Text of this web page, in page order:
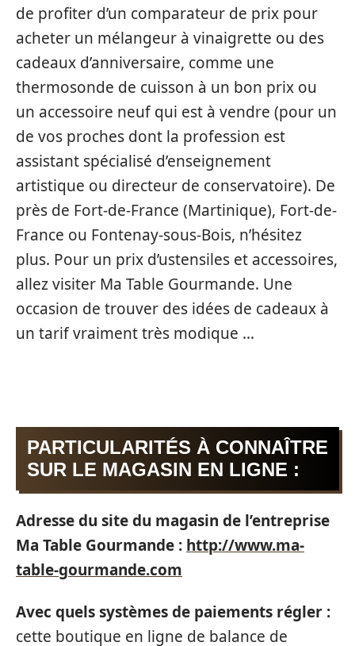
de profiter d’un comparateur de prix pour
acheter un mélangeur à vinaigrette ou des
cadeaux d’anniversaire, comme une
thermosonde de cuisson à un bon prix ou
un accessoire neuf qui est à vendre (pour un
de vos proches dont la profession est
assistant spécialisé d’enseignement
artistique ou directeur de conservatoire). De
près de Fort-de-France (Martinique), Fort-de-
France ou Fontenay-sous-Bois, n’hésitez
plus. Pour un prix d’ustensiles et accessoires,
allez visiter Ma Table Gourmande. Une
occasion de trouver des idées de cadeaux à
un tarif vraiment très modique …
PARTICULARITÉS À CONNAÎTRE
SUR LE MAGASIN EN LIGNE :
Adresse du site du magasin de l’entreprise
Ma Table Gourmande : http://www.ma-
table-gourmande.com
Avec quels systèmes de paiements régler :
cette boutique en ligne de balance de